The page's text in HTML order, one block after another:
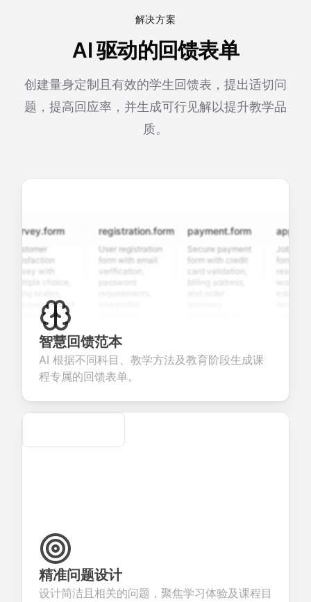
解决方案
AI 驱动的回馈表单
创建量身定制且有效的学生回馈表，提出适切问
题，提高回应率，并生成可行见解以提升教学品
质。
with
open-ended
to
valuable
about
products or
registration.form
User registration
form with email
verification,
seamless
account
creation.
payment.form
Secure payment
form with credit
card validation,
Job
form with
resume
candidate
智慧回馈范本
AI 根据不同科目、教学方法及教育阶段生成课
程专属的回馈表单。
Secure
精准问题设计
设计简洁且相关的问题，聚焦学习体验及课程目